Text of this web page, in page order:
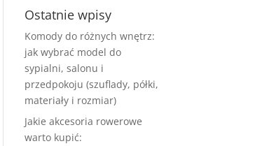
Ostatnie wpisy
Komody do różnych wnętrz:
jak wybrać model do
sypialni, salonu i
przedpokoju (szuflady, półki,
materiały i rozmiar)
Jakie akcesoria rowerowe
warto kupić: